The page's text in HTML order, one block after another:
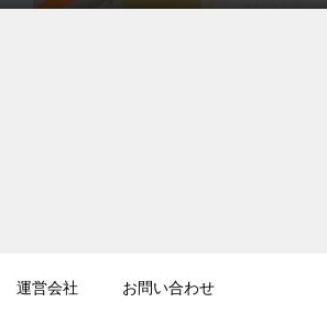
説
運営会社 お問い合わせ